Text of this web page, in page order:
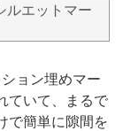
ルエットマー
ョン埋めマー
ていて、まるで
で簡単に隙間を